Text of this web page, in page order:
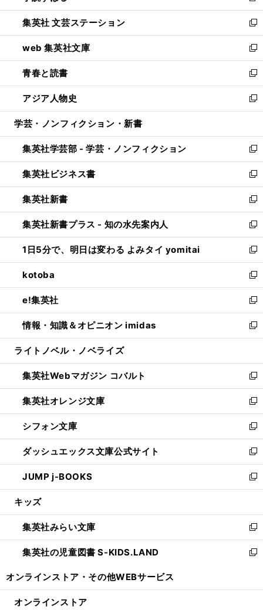
開
く
ウ
ィ
ン
ド
ウ
で
開
く
し
い
ウ
ィ
ン
ド
ウ
で
開
集英社 文芸ステーション
新
し
い
ウ
ィ
ン
ド
ウ
開
く
web 集英社文庫
新
し
い
ウ
ィ
ン
ウ
で
開
く
青春と読書
新
し
い
ウ
ン
ド
ウ
で
開
く
アジア人物史
新
し
ウ
ィ
ン
ド
ウ
で
開
く
学芸・ノンフィクション・新書
集英社学芸部 - 学芸・ノンフィクション
新
し
い
ウ
ィ
ン
ド
ウ
で
開
く
集英社ビジネス書
新
し
い
ウ
ィ
ン
ド
ウ
で
開
く
集英社新書
新
し
い
ウ
ィ
ン
ド
ウ
で
開
く
集英社新書プラス - 知の水先案内人
新
し
い
ウ
ィ
ン
ド
ウ
で
開
1日5分で、明日は変わる よみタイ yomitai
新
し
い
ウ
ィ
ン
ド
ウ
開
く
kotoba
新
し
い
ウ
ィ
ン
ウ
で
開
く
e!集英社
新
し
い
ウ
ン
ド
ウ
で
開
く
情報・知識＆オピニオン imidas
新
し
ウ
ィ
ン
ド
ウ
で
開
く
ライトノベル・ノベライズ
集英社Webマガジン コバルト
新
し
い
ウ
ィ
ン
ド
ウ
で
開
集英社オレンジ文庫
新
し
い
ウ
ィ
ン
ド
ウ
開
く
シフォン文庫
新
し
い
ウ
ィ
ン
ウ
で
開
く
ダッシュエックス文庫公式サイト
新
し
い
ウ
ン
ド
ウ
で
JUMP j-BOOKS
新
し
ウ
ィ
ン
ド
開
キッズ
集英社みらい文庫
新
し
い
ン
集英社の児童図書 S-KIDS.LAND
新
ウ
オンラインストア・ その他WEBサービス
オンラインストア